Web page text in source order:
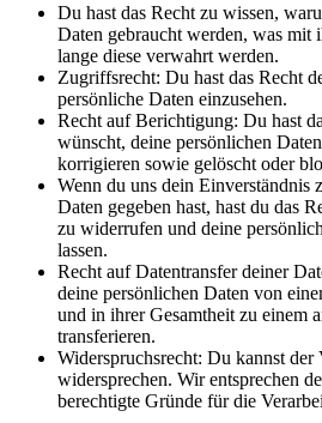
Du hast das Recht zu wissen,
Daten gebraucht werden, was mit
lange diese verwahrt werden.
Zugriffsrecht: Du hast das Recht
persönliche Daten einzusehen.
Recht auf Berichtigung: Du hast
wünscht, deine persönlichen
korrigieren sowie gelöscht oder
Wenn du uns dein Einverständnis
Daten gegeben hast, hast du das
zu widerrufen und deine
lassen.
Recht auf Datentransfer deiner
deine persönlichen Daten von
und in ihrer Gesamtheit zu einem
transferieren.
Widerspruchsrecht: Du kannst der
widersprechen. Wir entsprechen
berechtigte Gründe für die